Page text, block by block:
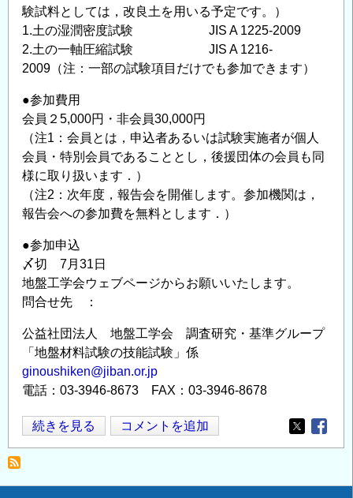
験試料としては，改良土を用いる予定です。）
1.土の湿潤密度試験 JIS A 1225-2009
2.土の一軸圧縮試験 JIS A 1216-
2009（注：一部の試験項目だけでも参加できます）
●参加費用
会員２5,000円・非会員30,000円
（注1：会員とは，申込者あるいは試験実施者が個人
会員・特別会員であることとし，後援団体の会員も同
様に取り扱います．）
（注2：次年度，報告会を開催します。参加機関は，
報告会への参加費を無料とします．）
●参加申込
〆切 7月31日
地盤工学会ウェブページからお願いいたします。
問合せ先 ：
公益社団法人 地盤工学会 調査研究・基準グループ
「地盤材料試験の技能試験」係
ginoushiken@jiban.or.jp
電話：03-3946-8673 FAX：03-3946-8678
地
盤
料
続きを見る コメントを追加
Opens in